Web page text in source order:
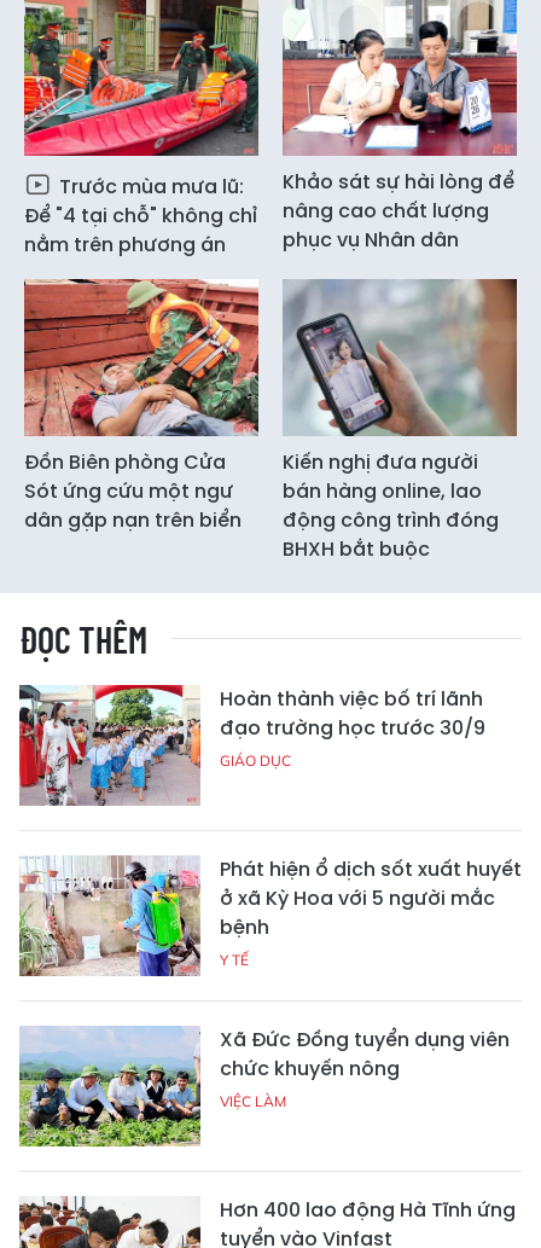
Trước mùa mưa lũ:
Để "4 tại chỗ" không chỉ
nằm trên phương án
Khảo sát sự hài lòng để
nâng cao chất lượng
phục vụ Nhân dân
Đồn Biên phòng Cửa
Sót ứng cứu một ngư
dân gặp nạn trên biển
Kiến nghị đưa người
bán hàng online, lao
động công trình đóng
BHXH bắt buộc
ĐỌC THÊM
Hoàn thành việc bố trí lãnh
đạo trường học trước 30/9
GIÁO DỤC
Phát hiện ổ dịch sốt xuất huyết
ở xã Kỳ Hoa với 5 người mắc
bệnh
Y TẾ
Xã Đức Đồng tuyển dụng viên
chức khuyến nông
VIỆC LÀM
Hơn 400 lao động Hà Tĩnh ứng
tuyển vào Vinfast